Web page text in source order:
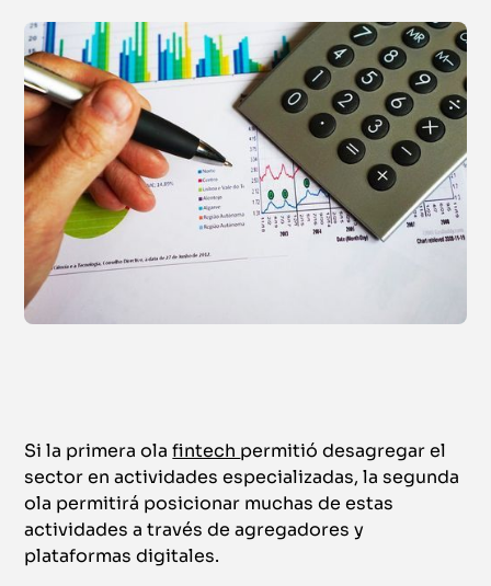
Si la primera olafintech permitió desagregar el
sector en actividades especializadas, la segunda
ola permitirá posicionar muchas de estas
actividades a través de agregadores y
plataformas digitales.